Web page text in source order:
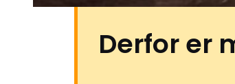
Derfor er